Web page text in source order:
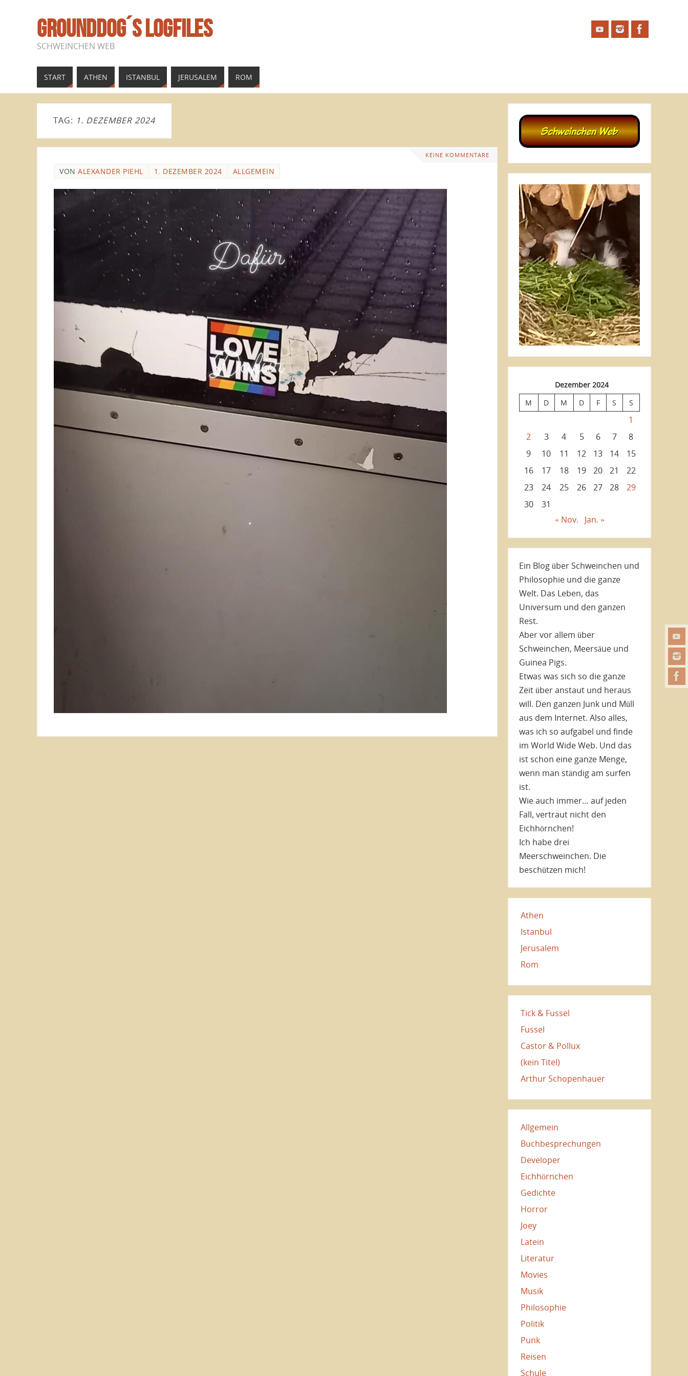
GROUNDDOG´S LOGFILES
SCHWEINCHEN WEB
START ATHEN ISTANBUL JERUSALEM ROM
TAG: 1. DEZEMBER 2024
KEINE KOMMENTARE
VON ALEXANDER PIEHL 1. DEZEMBER 2024 ALLGEMEIN
Dezember 2024
M
D M D F S S
1
2
3 4 5 6 7
8
9
10 11 12 13 14
15
16
17 18 19 20 21
22
23
24 25 26 27 28
29
30
31
« Nov.
Jan. »
Ein Blog über Schweinchen und
Philosophie und die ganze
Welt. Das Leben, das
Universum und den ganzen
Rest.
Aber vor allem über
Schweinchen, Meersäue und
Guinea Pigs.
Etwas was sich so die ganze
Zeit über anstaut und heraus
will. Den ganzen Junk und Müll
aus dem Internet. Also alles,
was ich so aufgabel und finde
im World Wide Web. Und das
ist schon eine ganze Menge,
wenn man ständig am surfen
ist.
Wie auch immer… auf jeden
Fall, vertraut nicht den
Eichhörnchen!
Ich habe drei
Meerschweinchen. Die
beschützen mich!
Athen
Istanbul
Jerusalem
Rom
Tick & Fussel
Fussel
Castor & Pollux
(kein Titel)
Arthur Schopenhauer
Allgemein
Buchbesprechungen
Developer
Eichhörnchen
Gedichte
Horror
Joey
Latein
Literatur
Movies
Musik
Philosophie
Politik
Punk
Reisen
Schule